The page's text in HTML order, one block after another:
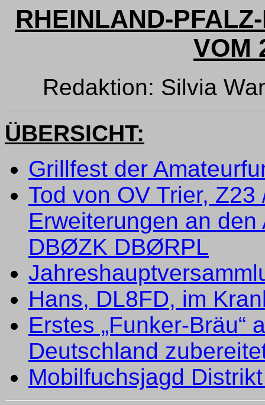
RHEINLAND-
VOM
Redaktion: Silvia
ÜBERSICHT:
Grillfest der
Tod von OV Trier,
Erweiterungen an
DBØZK DBØRPL
Hans, DL8FD, im
Erstes „Funker-Bräu“
Deutschland
Mobilfuchsjagd